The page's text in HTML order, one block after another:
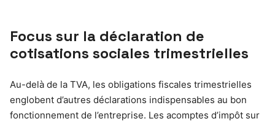
Focus sur la déclaration de
cotisations sociales trimestrielles
Au-delà de la TVA, les obligations fiscales trimestrielles
englobent d’autres déclarations indispensables au bon
fonctionnement de l’entreprise. Les acomptes d’impôt sur